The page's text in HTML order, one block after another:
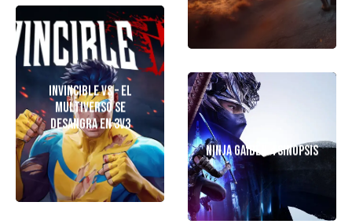
Invincible VS – El
Multiverso Se
Desangra en 3v3
Ninja Gaiden 4 Sinopsis